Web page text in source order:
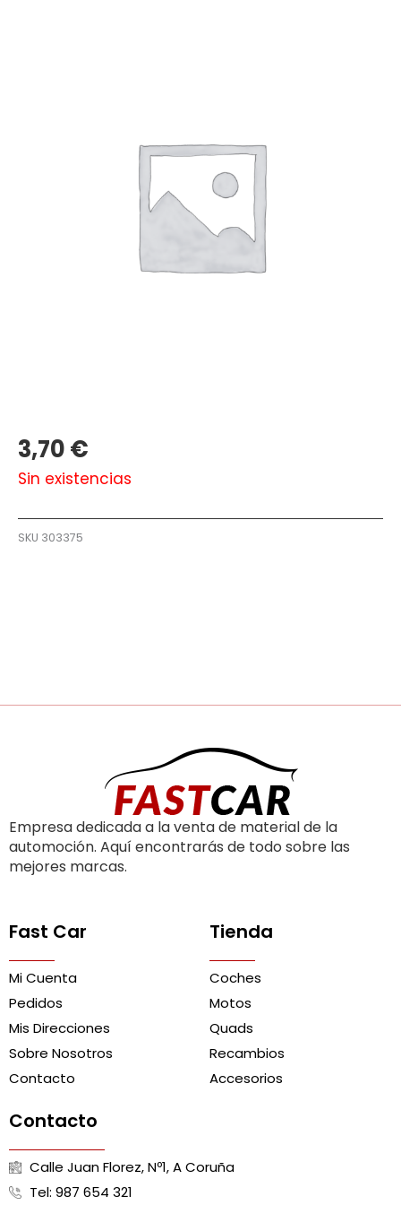
3,70€
Sin existencias
SKU 303375
Empresa dedicada a la venta de material de la
automoción. Aquí encontrarás de todo sobre las
mejores marcas.
Fast Car
Mi Cuenta
Pedidos
Mis Direcciones
Sobre Nosotros
Contacto
Tienda
Coches
Motos
Quads
Recambios
Accesorios
Contacto
Calle Juan Florez, Nº1, A Coruña
Tel: 987 654 321